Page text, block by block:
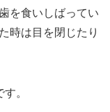
を食いしばってい
時は目を閉じたり
。